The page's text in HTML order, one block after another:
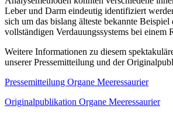
Leber und Darm eindeutig identifiziert
sich um das bislang älteste bekannte Beispiel
vollständigen Verdauungssystems bei einem
Weitere Informationen zu diesem
unserer Pressemitteilung und der
Pressemitteilung Organe Meeressaurier
Originalpublikation Organe Meeressaurier